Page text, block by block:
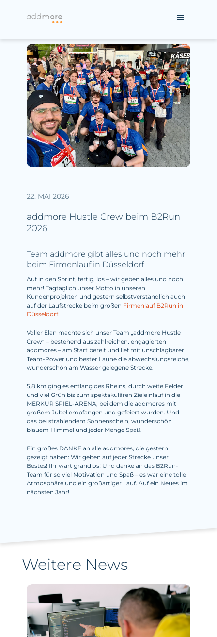
22. MAI 2026
addmore Hustle Crew beim B2Run
2026
Team addmore gibt alles und noch mehr
beim Firmenlauf in Düsseldorf
Auf in den Sprint, fertig, los – wir geben alles und noch
mehr! Tagtäglich unser Motto in unseren
Kundenprojekten und gestern selbstverständlich auch
auf der Laufstrecke beim großen Firmenlauf B2Run in
Düsseldorf.
Voller Elan machte sich unser Team „addmore Hustle
Crew“ – bestehend aus zahlreichen, engagierten
addmores – am Start bereit und lief mit unschlagbarer
Team-Power und bester Laune die abwechslungsreiche,
wunderschön am Wasser gelegene Strecke.
5,8 km ging es entlang des Rheins, durch weite Felder
und viel Grün bis zum spektakulären Zieleinlauf in die
MERKUR SPIEL-ARENA, bei dem die addmores mit
großem Jubel empfangen und gefeiert wurden. Und
das bei strahlendem Sonnenschein, wunderschön
blauem Himmel und jeder Menge Spaß.
Ein großes DANKE an alle addmores, die gestern
gezeigt haben: Wir geben auf jeder Strecke unser
Bestes! Ihr wart grandios! Und danke an das B2Run-
Team für so viel Motivation und Spaß – es war eine tolle
Atmosphäre und ein großartiger Lauf. Auf ein Neues im
nächsten Jahr!
Weitere News